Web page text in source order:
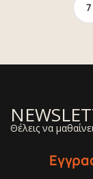
7
Θέλεις να